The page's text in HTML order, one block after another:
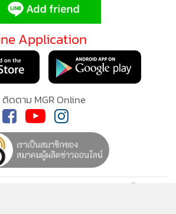
มข่าวสารผ่านทาง LINE
Application
ติดตาม MGR Online